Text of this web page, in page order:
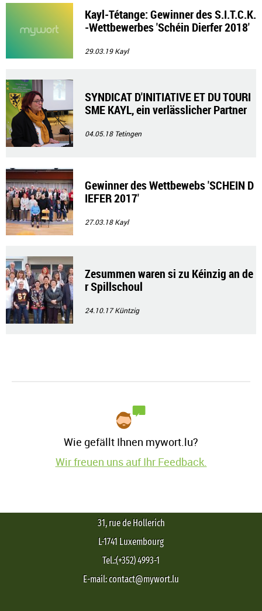
Kayl-Tétange: Gewinner des S.I.T.C.K.
-Wettbewerbes 'Schéin Dierfer 2018'
29.03.19Kayl
SYNDICAT D'INITIATIVE ET DU TOURI
SME KAYL, ein verlässlicher Partner
04.05.18 Tetingen
Gewinner des Wettbewebs 'SCHEIN D
IEFER 2017'
27.03.18Kayl
Zesummen waren si zu Kéinzig an de
r Spillschoul
24.10.17Küntzig
Wie gefällt Ihnen mywort.lu?
Wir freuen uns auf Ihr Feedback.
31, rue de Hollerich
L-1741 Luxembourg
Tel.:(+352) 4993-1
E-mail: contact@mywort.lu